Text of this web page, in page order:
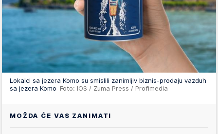
Lokalci sa jezera Komo su smislili zanimljiv biznis-prodaju vazduh
sa jezera Komo Foto: IOS / Zuma Press / Profimedia
MOŽDA ĆE VAS ZANIMATI